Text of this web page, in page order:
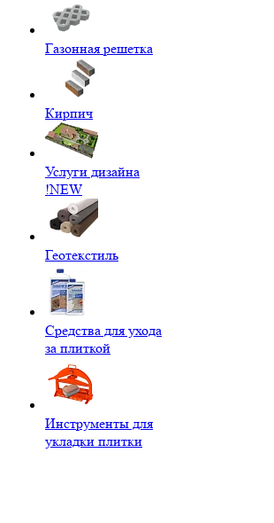
Газонная решетка
Кирпич
Услуги дизайна
!NEW
Геотекстиль
Средства для ухода
за плиткой
Инструменты для
укладки плитки